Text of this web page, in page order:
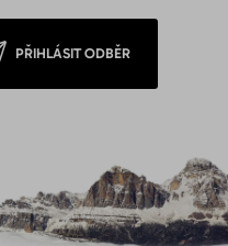
PŘIHLÁSIT ODBĚR